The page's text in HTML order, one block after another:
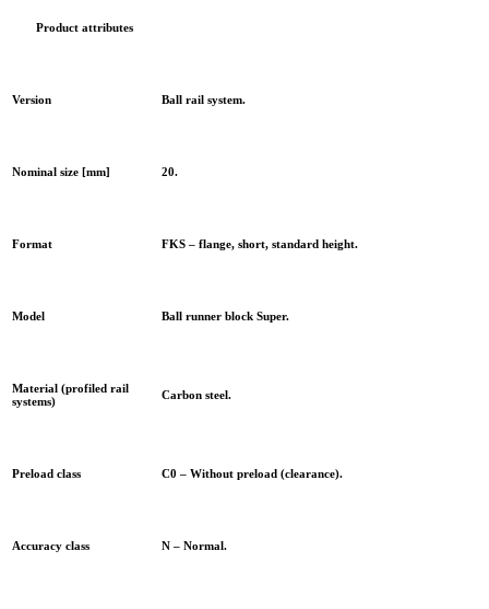
Product attributes
Version Ball rail system.
Nominal size [mm] 20.
Format FKS – flange, short, standard height.
Model Ball runner block Super.
Material (profiled rail
systems)
Carbon steel.
Preload class C0 – Without preload (clearance).
Accuracy class N – Normal.